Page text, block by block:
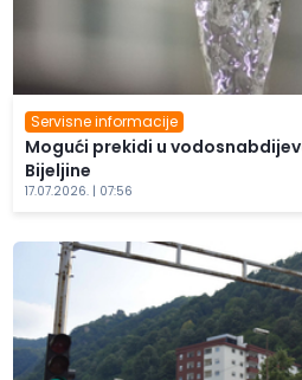
Servisne informacije
Mogući prekidi u
Bijeljine
17.07.2026. | 07:56